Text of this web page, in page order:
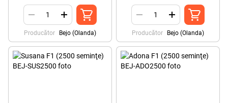
Producător Bejo (Olanda) Producător Bejo (Olanda)